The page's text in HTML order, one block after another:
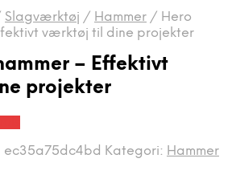
Slagværktøj / Hammer / Hero
værktøj til dine projekter
– Effektivt
projekter
ec35a75dc4bd Kategori: Hammer